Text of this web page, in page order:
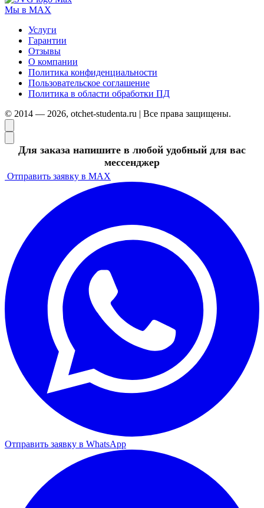
Мы в MAX
Услуги
Гарантии
Отзывы
О компании
Политика конфиденциальности
Пользовательское соглашение
Политика в области обработки ПД
© 2014 — 2026, otchet-studenta.ru | Все права защищены.
Для заказа напишите в любой удобный для вас
мессенджер
Отправить заявку в MAX
Отправить заявку в WhatsApp